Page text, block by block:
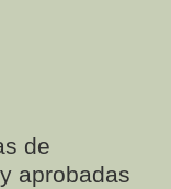
de
aprobadas